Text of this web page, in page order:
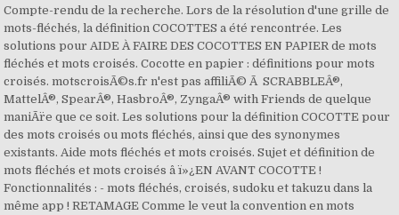
Compte-rendu de la recherche. Lors de la résolution d'une grille de
mots-fléchés, la définition COCOTTES a été rencontrée. Les
solutions pour AIDE À FAIRE DES COCOTTES EN PAPIER de mots
fléchés et mots croisés. Cocotte en papier : définitions pour mots
croisés. motscroisÃ©s.fr n'est pas affiliÃ© Ã SCRABBLEÂ®,
MattelÂ®, SpearÂ®, HasbroÂ®, ZyngaÂ® with Friends de quelque
maniÃ¨re que ce soit. Les solutions pour la définition COCOTTE pour
des mots croisés ou mots fléchés, ainsi que des synonymes
existants. Aide mots fléchés et mots croisés. Sujet et définition de
mots fléchés et mots croisés â ï»¿EN AVANT COCOTTE !
Fonctionnalités : - mots fléchés, croisés, sudoku et takuzu dans la
même app ! RETAMAGE Comme le veut la convention en mots